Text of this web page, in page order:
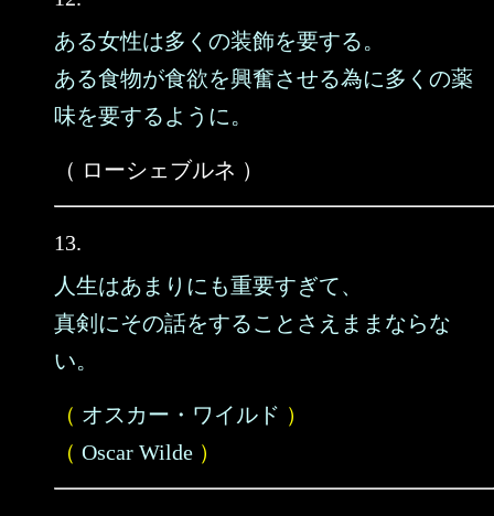
ある女性は多くの装飾を要する。
ある食物が食欲を興奮させる為に多くの薬
味を要するように。
（ ローシェブルネ ）
13.
人生はあまりにも重要すぎて、
真剣にその話をすることさえままならな
い。
（ オスカー・ワイルド ）
（ Oscar Wilde ）